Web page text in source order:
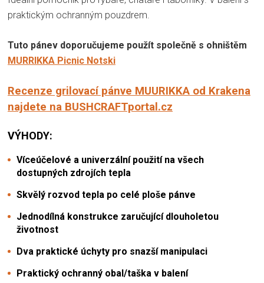
praktickým ochranným pouzdrem.
Tuto pánev doporučujeme použít společně s ohništěm
MURRIKKA Picnic Notski
Recenze grilovací pánve MUURIKKA od Krakena
najdete na BUSHCRAFTportal.cz
VÝHODY:
Víceúčelové a univerzální použití na všech
dostupných zdrojích tepla
Skvělý rozvod tepla po celé ploše pánve
Jednodílná konstrukce zaručující dlouholetou
životnost
Dva praktické úchyty pro snazší manipulaci
Praktický ochranný obal/taška v balení